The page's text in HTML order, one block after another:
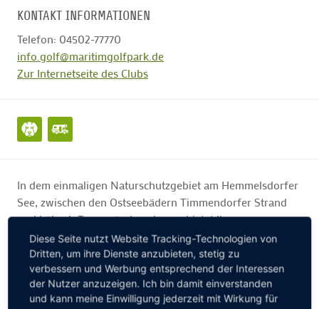
KONTAKT INFORMATIONEN
Telefon: 04502-77770
info.golf@maritimgolfpark.de
Zur Internetseite des Clubs
In dem einmaligen Naturschutzgebiet am Hemmelsdorfer
See, zwischen den Ostseebädern Timmendorfer Strand
und Lübeck-Travemünde gelegen, bietet Ihnen unsere
Anlage drei abwechslungsreiche ganzjährig bespielbare
9‑Loch-Kurse sowie ab Mai 2021 einen öffentlichen 6-
Loch Kurzplatz, die je nach Spielstärke miteinander
kombiniert werden können und auf denen sich Anfänger
und Könner gleichermaßen wohlfühlen. Die von dem
WEITERLESEN
Diese Seite nutzt Website Tracking-Technologien von
Dritten, um ihre Dienste anzubieten, stetig zu
verbessern und Werbung entsprechend der Interessen
der Nutzer anzuzeigen. Ich bin damit einverstanden
und kann meine Einwilligung jederzeit mit Wirkung für